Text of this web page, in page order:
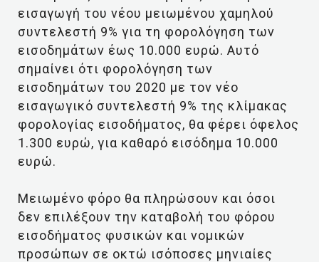
εισαγωγή του νέου μειωμένου χαμηλού
συντελεστή 9% για τη φορολόγηση των
εισοδημάτων έως 10.000 ευρώ. Αυτό
σημαίνει ότι φορολόγηση των
εισοδημάτων του 2020 με τον νέο
εισαγωγικό συντελεστή 9% της κλίμακας
φορολογίας εισοδήματος, θα φέρει όφελος
1.300 ευρώ, για καθαρό εισόδημα 10.000
ευρώ.
Μειωμένο φόρο θα πληρώσουν και όσοι
δεν επιλέξουν την καταβολή του φόρου
εισοδήματος φυσικών και νομικών
προσώπων σε οκτώ ισόποσες μηνιαίες